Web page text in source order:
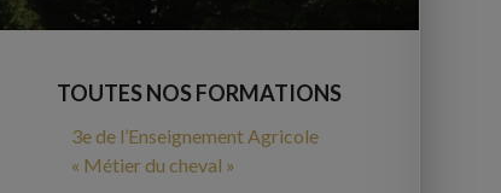
TOUTES NOS FORMATIONS
3e de l’Enseignement Agricole
« Métier du cheval »